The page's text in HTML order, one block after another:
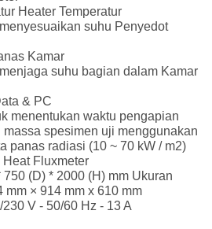
Heater Temperatur
suhu Penyedot
Kamar
suhu bagian dalam Kamar
& PC
menentukan waktu pengapian
spesimen uji menggunakan
panas radiasi (10 ~ 70 kW / m2)
Fluxmeter
(D) * 2000 (H) mm Ukuran
mm × 914 mm x 610 mm
V - 50/60 Hz - 13 A